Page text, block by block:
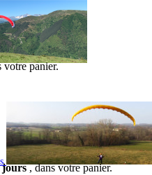
votre panier.
jours, dans votre panier.